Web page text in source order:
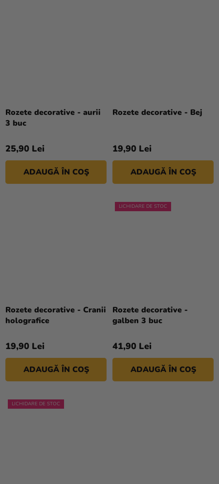
Rozete decorative - aurii
3 buc
25,90 Lei
ADAUGĂ ÎN COŞ
Rozete decorative - Bej
19,90 Lei
ADAUGĂ ÎN COŞ
Rozete decorative - Cranii
holografice
19,90 Lei
ADAUGĂ ÎN COŞ
LICHIDARE DE STOC
Rozete decorative -
galben 3 buc
41,90 Lei
ADAUGĂ ÎN COŞ
LICHIDARE DE STOC